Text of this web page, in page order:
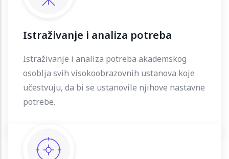
Istraživanje i analiza potreba
Istraživanje i analiza potreba akademskog
osoblja svih visokoobrazovnih ustanova koje
učestvuju, da bi se ustanovile njihove nastavne
potrebe.